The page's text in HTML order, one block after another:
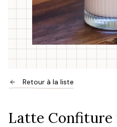
Retour à la liste
Latte